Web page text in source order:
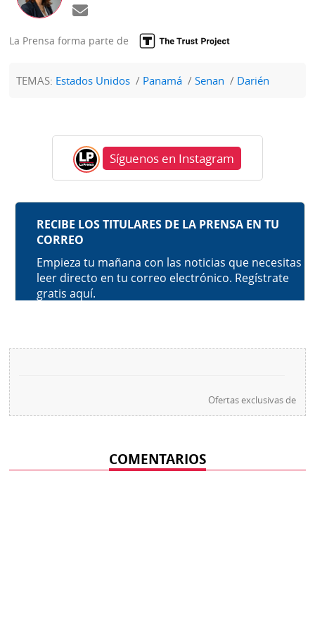
La Prensa forma parte de
TEMAS: Estados Unidos Panamá Senan Darién
Síguenos en Instagram
Ofertas exclusivas de
COMENTARIOS